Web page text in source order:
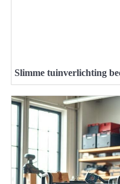
Slimme tuinverlichting